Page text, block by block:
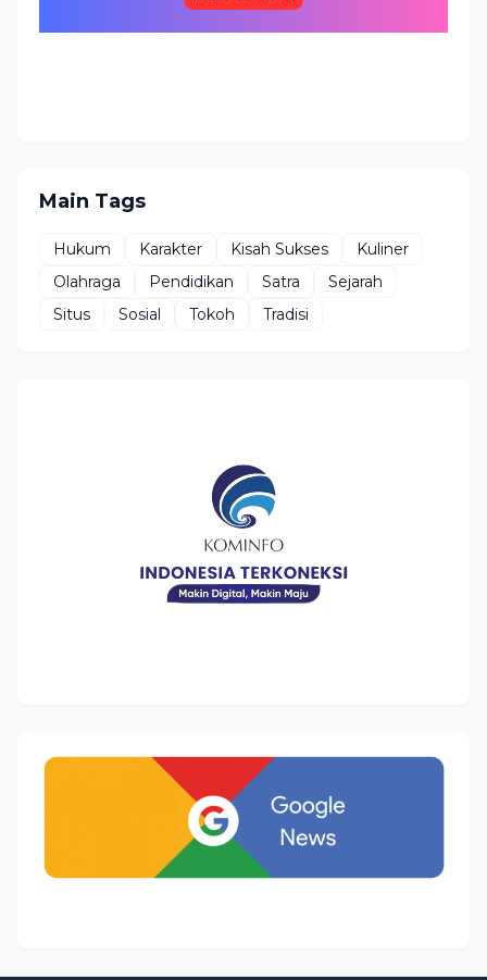
Main Tags
Hukum Karakter Kisah Sukses
Kuliner
Olahraga
Pendidikan Satra
Sejarah
Situs
Sosial Tokoh Tradisi